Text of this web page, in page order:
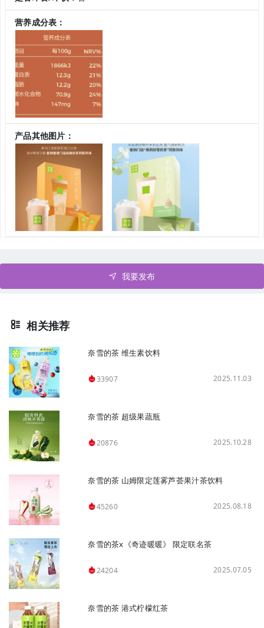
营养成分表：
产品其他图片：
我要发布
相关推荐
奈雪的茶 维生素饮料
33907 2025.11.03
奈雪的茶 超级果蔬瓶
20876 2025.10.28
奈雪的茶 山姆限定莲雾芦荟果汁茶饮料
45260 2025.08.18
奈雪的茶x《奇迹暖暖》 限定联名茶
24204 2025.07.05
奈雪的茶 港式柠檬红茶